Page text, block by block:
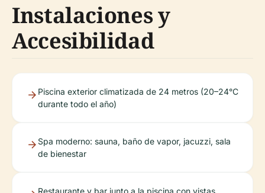
Instalaciones y
Accesibilidad
Piscina exterior climatizada de 24 metros (20–24°C
durante todo el año)
Spa moderno: sauna, baño de vapor, jacuzzi, sala
de bienestar